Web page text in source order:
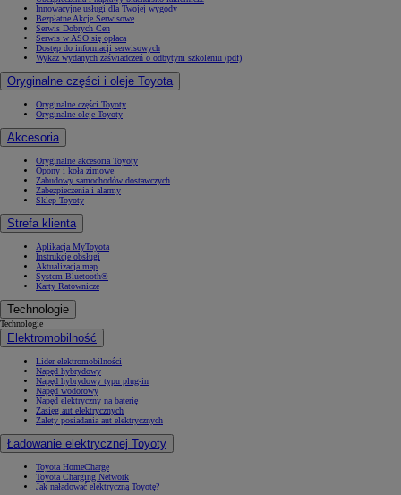
Innowacyjne usługi dla Twojej wygody
Bezpłatne Akcje Serwisowe
Serwis Dobrych Cen
Serwis w ASO się opłaca
Dostęp do informacji serwisowych
Wykaz wydanych zaświadczeń o odbytym szkoleniu (pdf)
Oryginalne części i oleje Toyota
Oryginalne części Toyoty
Oryginalne oleje Toyoty
Akcesoria
Oryginalne akcesoria Toyoty
Opony i koła zimowe
Zabudowy samochodów dostawczych
Zabezpieczenia i alarmy
Sklep Toyoty
Strefa klienta
Aplikacja MyToyota
Instrukcje obsługi
Aktualizacja map
System Bluetooth®
Karty Ratownicze
Technologie
Technologie
Elektromobilność
Lider elektromobilności
Napęd hybrydowy
Napęd hybrydowy typu plug-in
Napęd wodorowy
Napęd elektryczny na baterię
Zasięg aut elektrycznych
Zalety posiadania aut elektrycznych
Ładowanie elektrycznej Toyoty
Toyota HomeCharge
Toyota Charging Network
Jak naładować elektryczną Toyotę?